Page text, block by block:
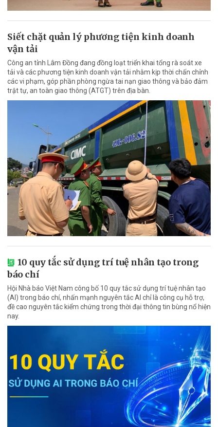
Siết chặt quản lý phương tiện kinh doanh
vận tải
Công an tỉnh Lâm Đồng đang đồng loạt triển khai tổng rà soát xe
tải và các phương tiện kinh doanh vận tải nhằm kịp thời chấn chỉnh
các vi phạm, góp phần phòng ngừa tai nạn giao thông và bảo đảm
trật tự, an toàn giao thông (ATGT) trên địa bàn.
10 quy tắc sử dụng trí tuệ nhân tạo trong
báo chí
Hội Nhà báo Việt Nam công bố 10 quy tắc sử dụng trí tuệ nhân tạo
(AI) trong báo chí, nhấn mạnh nguyên tắc AI chỉ là công cụ hỗ trợ,
đề cao nguyên tắc kiểm chứng trong thời đại thông tin bùng nổ hiện
nay.